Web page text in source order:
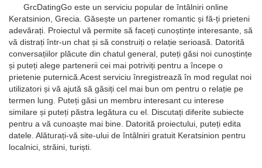
GrcDatingGo este un serviciu popular de întâlniri online
Keratsinion, Grecia. Găsește un partener romantic și fă-ți prieteni
adevărați. Proiectul vă permite să faceți cunoștințe interesante, să
vă distrați într-un chat și să construiți o relație serioasă. Datorită
conversațiilor plăcute din chatul general, puteți găsi noi cunoștințe
și puteți alege partenerii cei mai potriviți pentru a începe o
prietenie puternică.Acest serviciu înregistrează în mod regulat noi
utilizatori și vă ajută să găsiți cel mai bun om pentru o relație pe
termen lung. Puteți găsi un membru interesant cu interese
similare și puteți păstra legătura cu el. Discutați diferite subiecte
pentru a vă cunoaște mai bine. Datorită proiectului, puteți edita
datele. Alăturați-vă site-ului de întâlniri gratuit Keratsinion pentru
localnici, străini, turiști.